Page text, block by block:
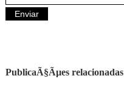
PublicaÃ§Ãµes relacionadas